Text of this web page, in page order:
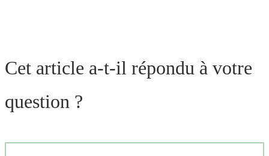
Cet article a-t-il répondu à votre
question ?